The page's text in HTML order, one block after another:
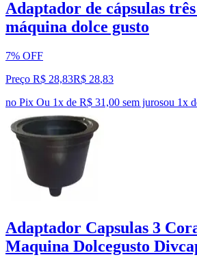
Adaptador de cápsulas
máquina dolce gusto
7% OFF
Preço R$ 28,83R$ 28,83
no Pix Ou 1x de R$ 31,00 sem jurosou 1x
Adaptador Capsulas 3
Maquina Dolcegusto